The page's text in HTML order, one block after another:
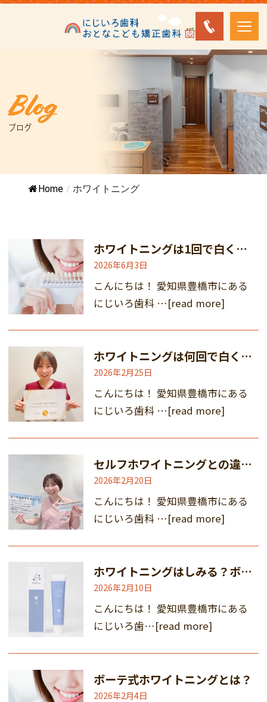
Blog
ブログ
Home / ホワイトニング
ホワイトニングは1回で白くなる？
2026年6月3日
こんにちは！ 愛知県豊橋市にある
にじいろ歯科 …[read more]
ホワイトニングは何回で白くなる？
2026年2月25日
こんにちは！ 愛知県豊橋市にある
にじいろ歯科 …[read more]
セルフホワイトニングとの違いとは？歯科医院で行うボーテ式ホワイトニングの特徴
2026年2月20日
こんにちは！ 愛知県豊橋市にある
にじいろ歯科 …[read more]
ホワイトニングはしみる？ボーテ式ホワイトニングを安心して受けるために
2026年2月10日
こんにちは！ 愛知県豊橋市にある
にじいろ歯…[read more]
ボーテ式ホワイトニングとは？
2026年2月4日